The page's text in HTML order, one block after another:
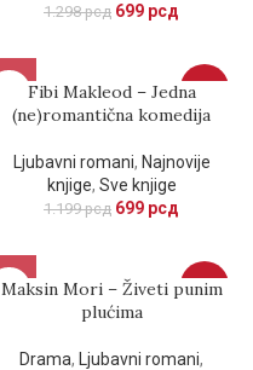
1.298рсд 699 рсд
-42%
Fibi Makleod – Jedna
(ne)romantična komedija
Ljubavni romani, Najnovije
knjige, Sve knjige
1.199рсд 699 рсд
-50%
Maksin Mori – Živeti punim
plućima
Drama, Ljubavni romani,